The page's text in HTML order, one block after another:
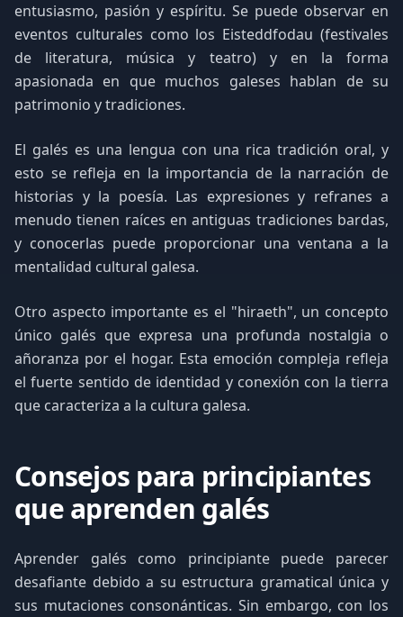
entusiasmo, pasión y espíritu. Se puede observar en
eventos culturales como los Eisteddfodau (festivales
de literatura, música y teatro) y en la forma
apasionada en que muchos galeses hablan de su
patrimonio y tradiciones.
El galés es una lengua con una rica tradición oral, y
esto se refleja en la importancia de la narración de
historias y la poesía. Las expresiones y refranes a
menudo tienen raíces en antiguas tradiciones bardas,
y conocerlas puede proporcionar una ventana a la
mentalidad cultural galesa.
Otro aspecto importante es el "hiraeth", un concepto
único galés que expresa una profunda nostalgia o
añoranza por el hogar. Esta emoción compleja refleja
el fuerte sentido de identidad y conexión con la tierra
que caracteriza a la cultura galesa.
Consejos para principiantes
que aprenden galés
Aprender galés como principiante puede parecer
desafiante debido a su estructura gramatical única y
sus mutaciones consonánticas. Sin embargo, con los